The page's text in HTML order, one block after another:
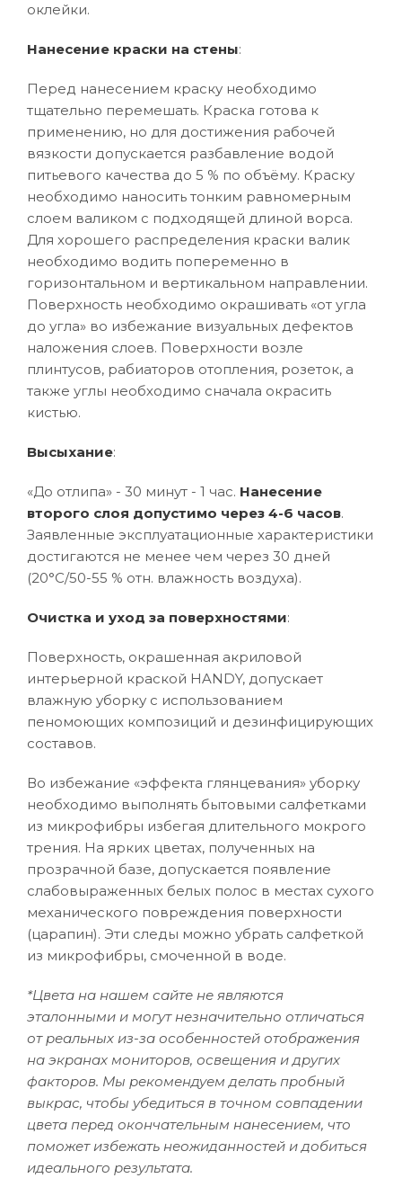
оклейки.
Нанесение краски на стены:
Перед нанесением краску необходимо
тщательно перемешать. Краска готова к
применению, но для достижения рабочей
вязкости допускается разбавление водой
питьевого качества до 5 % по объёму. Краску
необходимо наносить тонким равномерным
слоем валиком с подходящей длиной ворса.
Для хорошего распределения краски валик
необходимо водить попеременно в
горизонтальном и вертикальном направлении.
Поверхность необходимо окрашивать «от угла
до угла» во избежание визуальных дефектов
наложения слоев. Поверхности возле
плинтусов, рабиаторов отопления, розеток, а
также углы необходимо сначала окрасить
кистью.
Высыхание:
«До отлипа» - 30 минут - 1 час. Нанесение
второго слоя допустимо через 4-6 часов.
Заявленные эксплуатационные характеристики
достигаются не менее чем через 30 дней
(20°C/50-55 % отн. влажность воздуха).
Очистка и уход за поверхностями:
Поверхность, окрашенная акриловой
интерьерной краской HANDY, допускает
влажную уборку с использованием
пеномоющих композиций и дезинфицирующих
составов.
Во избежание «эффекта глянцевания» уборку
необходимо выполнять бытовыми салфетками
из микрофибры избегая длительного мокрого
трения. На ярких цветах, полученных на
прозрачной базе, допускается появление
слабовыраженных белых полос в местах сухого
механического повреждения поверхности
(царапин). Эти следы можно убрать салфеткой
из микрофибры, смоченной в воде.
*Цвета на нашем сайте не являются
эталонными и могут незначительно отличаться
от реальных из-за особенностей отображения
на экранах мониторов, освещения и других
факторов. Мы рекомендуем делать пробный
выкрас, чтобы убедиться в точном совпадении
цвета перед окончательным нанесением, что
поможет избежать неожиданностей и добиться
идеального результата.